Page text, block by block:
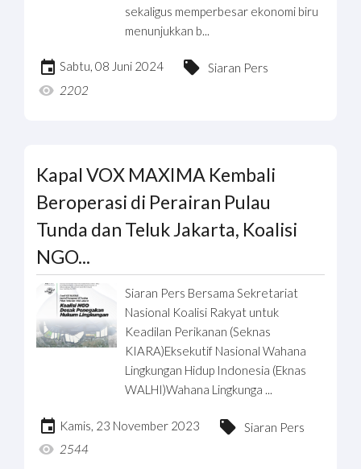
sekaligus memperbesar ekonomi biru
menunjukkan b...
Sabtu, 08 Juni 2024
Siaran Pers
2202
Kapal VOX MAXIMA Kembali
Beroperasi di Perairan Pulau
Tunda dan Teluk Jakarta, Koalisi
NGO...
Siaran Pers Bersama Sekretariat
Nasional Koalisi Rakyat untuk
Keadilan Perikanan (Seknas
KIARA)Eksekutif Nasional Wahana
Lingkungan Hidup Indonesia (Eknas
WALHI)Wahana Lingkunga ...
Kamis, 23 November 2023
Siaran Pers
2544